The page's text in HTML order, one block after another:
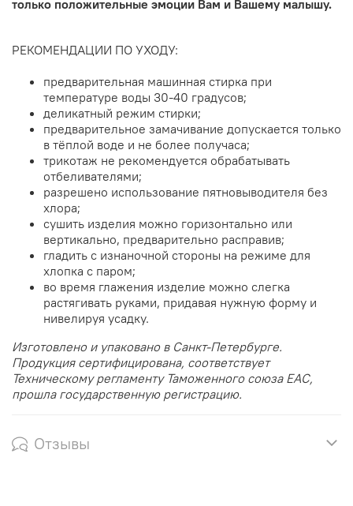
только положительные эмоции Вам и Вашему малышу.
РЕКОМЕНДАЦИИ ПО УХОДУ:
предварительная машинная стирка при
температуре воды 30-40 градусов;
деликатный режим стирки;
предварительное замачивание допускается только
в тёплой воде и не более получаса;
трикотаж не рекомендуется обрабатывать
отбеливателями;
разрешено использование пятновыводителя без
хлора;
сушить изделия можно горизонтально или
вертикально, предварительно расправив;
гладить с изнаночной стороны на режиме для
хлопка с паром;
во время глажения изделие можно слегка
растягивать руками, придавая нужную форму и
нивелируя усадку.
Изготовлено и упаковано в Санкт-Петербурге.
Продукция сертифицирована, соответствует
Техническому регламенту Таможенного союза EAC,
прошла государственную регистрацию.
Отзывы